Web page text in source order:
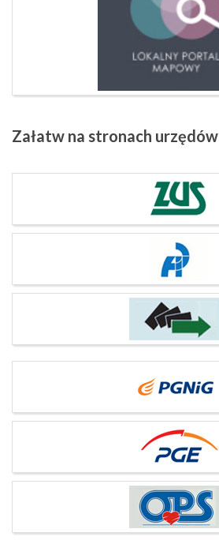
Załatw na stronach urzędów